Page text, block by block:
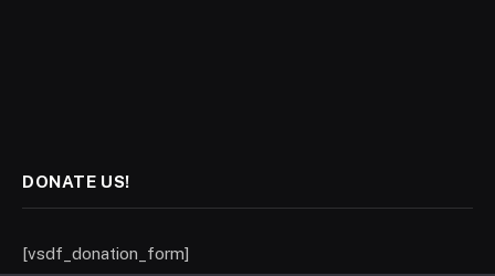
DONATE US!
[vsdf_donation_form]